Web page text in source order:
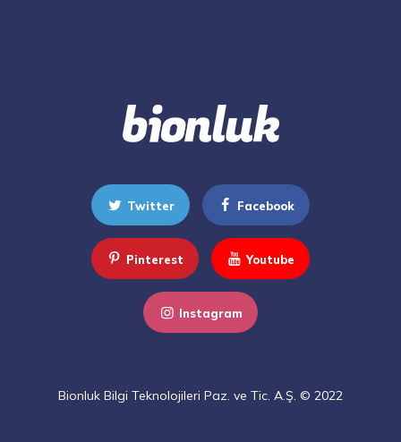
Twitter Facebook
Pinterest Youtube
Instagram
Bionluk Bilgi Teknolojileri Paz. ve Tic. A.Ş. © 2022